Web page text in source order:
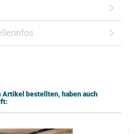
Artikel bestellten, haben auch